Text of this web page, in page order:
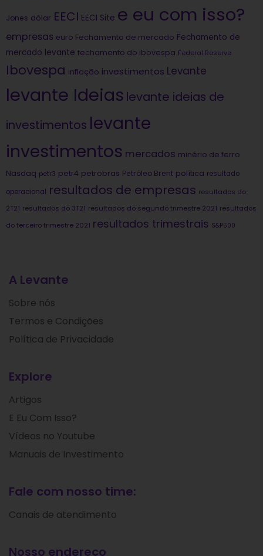
Jones dólar EECI EECI Site e eu com isso?
empresas euro Fechamento de mercado Fechamento de
mercado levante fechamento do ibovespa Federal Reserve
Ibovespa inflação investimentos Levante
levante Ideias levante ideias de
investimentos levante
investimentos mercados minério de ferro
Nasdaq petr3 petr4 petrobras Petróleo Brent política resultado
operacional resultados de empresas resultados do
2T21 resultados do 3T21 resultados do segundo trimestre 2021 resultados
do terceiro trimestre 2021 resultados trimestrais S&P500
A Levante
Sobre nós
Termos e Condições
Política de Privacidade
Explore
Artigos
E Eu Com Isso?
Vídeos no Youtube
Manuais de Investimento
Fale com nosso time:
Canais de atendimento
Nosso endereço